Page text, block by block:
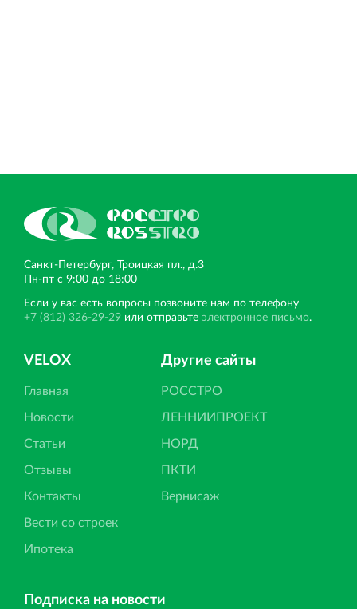
Санкт‐Петербург, Троицкая пл., д.3
Пн‐пт с 9:00 до 18:00
Если у вас есть вопросы позвоните нам по телефону
+7 (812) 326-29-29 или отправьте электронное письмо.
VELOX
Главная
Новости
Статьи
Отзывы
Контакты
Вести со строек
Ипотека
Другие сайты
РОССТРО
ЛЕННИИПРОЕКТ
НОРД
ПКТИ
Вернисаж
Подписка на новости